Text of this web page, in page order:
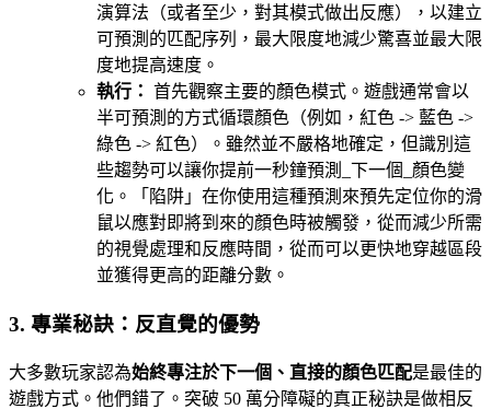
演算法（或者至少，對其模式做出反應），以建立
可預測的匹配序列，最大限度地減少驚喜並最大限
度地提高速度。
執行： 首先觀察主要的顏色模式。遊戲通常會以
半可預測的方式循環顏色（例如，紅色 -> 藍色 ->
綠色 -> 紅色）。雖然並不嚴格地確定，但識別這
些趨勢可以讓你提前一秒鐘預測_下一個_顏色變
化。「陷阱」在你使用這種預測來預先定位你的滑
鼠以應對即將到來的顏色時被觸發，從而減少所需
的視覺處理和反應時間，從而可以更快地穿越區段
並獲得更高的距離分數。
3. 專業秘訣：反直覺的優勢
大多數玩家認為始終專注於下一個、直接的顏色匹配是最佳的
遊戲方式。他們錯了。突破 50 萬分障礙的真正秘訣是做相反